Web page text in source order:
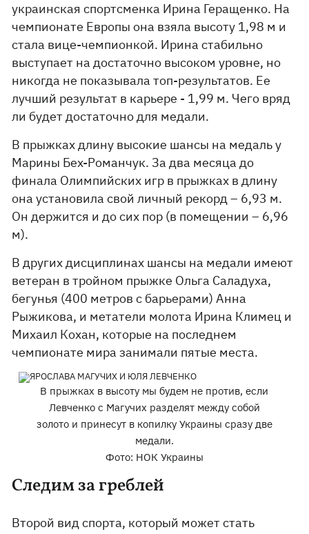
украинская спортсменка Ирина Геращенко. На
чемпионате Европы она взяла высоту 1,98 м и
стала вице-чемпионкой. Ирина стабильно
выступает на достаточно высоком уровне, но
никогда не показывала топ-результатов. Ее
лучший результат в карьере - 1,99 м. Чего вряд
ли будет достаточно для медали.
В прыжках длину высокие шансы на медаль у
Марины Бех-Романчук. За два месяца до
финала Олимпийских игр в прыжках в длину
она установила свой личный рекорд – 6,93 м.
Он держится и до сих пор (в помещении – 6,96
м).
В других дисциплинах шансы на медали имеют
ветеран в тройном прыжке Ольга Саладуха,
бегунья (400 метров с барьерами) Анна
Рыжикова, и метатели молота Ирина Климец и
Михаил Кохан, которые на последнем
чемпионате мира занимали пятые места.
В прыжках в высоту мы будем не против, если
Левченко с Магучих разделят между собой
золото и принесут в копилку Украины сразу две
медали.
Фото: НОК Украины
Следим за греблей
Второй вид спорта, который может стать